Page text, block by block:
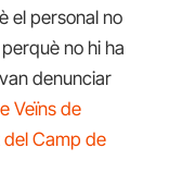
el personal no
no hi ha
denunciar
Veïns de
del Camp de